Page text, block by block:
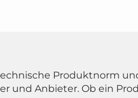
Produktnorm
und Anbieter. Ob ein